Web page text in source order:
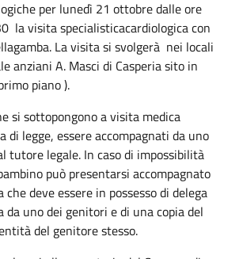
per lunedì 21 ottobre dalle ore
la visita specialisticacardiologica con
La visita si svolgerà nei locali
anziani A. Masci di Casperia sito in
piano ).
si sottopongono a visita medica
di legge, essere accompagnati da uno
tutore legale. In caso di impossibilità
può presentarsi accompagnato
deve essere in possesso di delega
uno dei genitori e di una copia del
del genitore stesso.